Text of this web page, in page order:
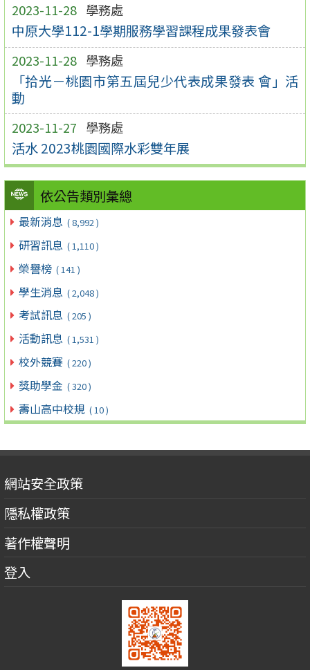
2023-11-28 學務處
中原大學112-1學期服務學習課程成果發表會
2023-11-28 學務處
「拾光－桃園市第五屆兒少代表成果發表 會」活
動
2023-11-27 學務處
活水 2023桃園國際水彩雙年展
依公告類別彙總
最新消息 ( 8,992 )
研習訊息 ( 1,110 )
榮譽榜 ( 141 )
學生消息 ( 2,048 )
考試訊息 ( 205 )
活動訊息 ( 1,531 )
校外競賽 ( 220 )
獎助學金 ( 320 )
壽山高中校規 ( 10 )
網站安全政策
隱私權政策
著作權聲明
登入